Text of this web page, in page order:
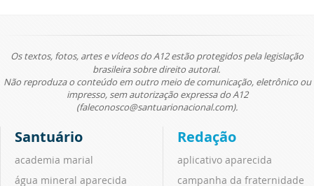
Os textos, fotos, artes e vídeos do A12 estão protegidos pela legislação
brasileira sobre direito autoral.
Não reproduza o conteúdo em outro meio de comunicação, eletrônico ou
impresso, sem autorização expressa do A12
(faleconosco@santuarionacional.com).
Santuário
academia marial
água mineral aparecida
Redação
aplicativo aparecida
campanha da fraternidade